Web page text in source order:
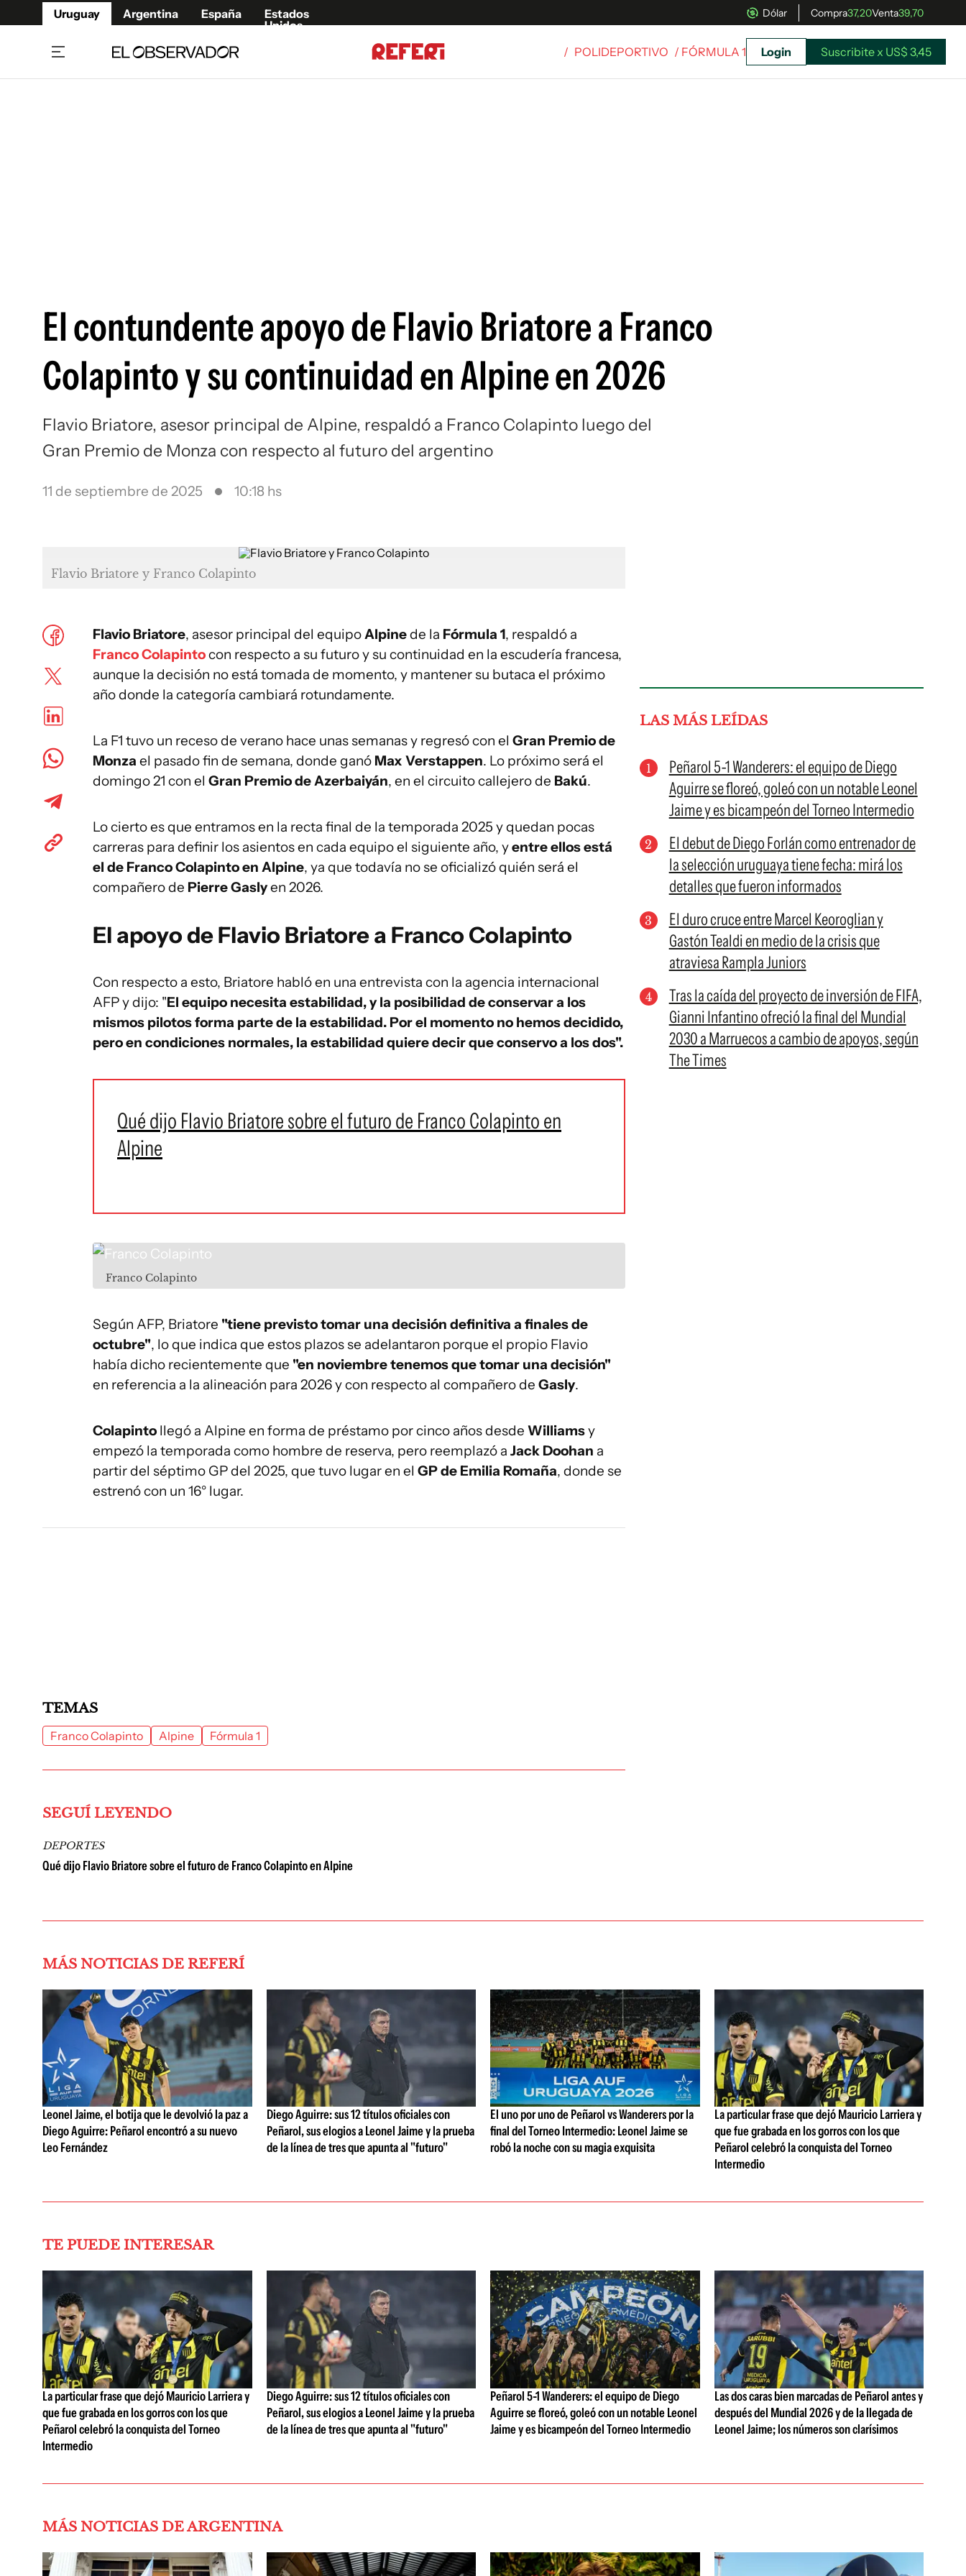
Uruguay Argentina España
Estados
Unidos
Dólar Compra37,20Venta39,70
Siguenos en:
/ POLIDEPORTIVO / FÓRMULA 1 Login Suscribite x US$ 3,45
El contundente apoyo de Flavio Briatore a Franco
Colapinto y su continuidad en Alpine en 2026
Flavio Briatore, asesor principal de Alpine, respaldó a Franco Colapinto luego del
Gran Premio de Monza con respecto al futuro del argentino
11 de septiembre de 2025 10:18 hs
Flavio Briatore y Franco Colapinto
Flavio Briatore, asesor principal del equipoAlpinede la Fórmula 1, respaldó a
Franco Colapintocon respecto a su futuro y su continuidad en la escudería francesa,
aunque la decisión no está tomada de momento, y mantener su butaca el próximo
año donde la categoría cambiará rotundamente.
La F1 tuvo un receso de verano hace unas semanas y regresó con el Gran Premio de
Monza el pasado fin de semana, donde ganó Max Verstappen. Lo próximo será el
domingo 21 con el Gran Premio de Azerbaiyán, en el circuito callejero de Bakú.
Lo cierto es que entramos en la recta final de la temporada 2025 y quedan pocas
carreras para definir los asientos en cada equipo el siguiente año, yentre ellos está
el de Franco Colapinto en Alpine, ya que todavía no se oficializó quién será el
compañero de Pierre Gaslyen 2026.
El apoyo de Flavio Briatore a Franco Colapinto
Con respecto a esto, Briatore habló en una entrevista con la agencia internacional
AFP y dijo: "El equipo necesita estabilidad, y la posibilidad de conservar a los
mismos pilotos forma parte de la estabilidad. Por el momento no hemos decidido,
pero en condiciones normales, la estabilidad quiere decir que conservo a los dos".
Qué dijo Flavio Briatore sobre el futuro de Franco Colapinto en
Alpine
Franco Colapinto
Según AFP, Briatore "tiene previsto tomar una decisión definitiva a finales de
octubre", lo que indica que estos plazos se adelantaron porque el propio Flavio
había dicho recientemente que "en noviembre tenemos que tomar una decisión"
en referencia a la alineación para 2026 y con respecto al compañero de Gasly.
Colapinto llegó a Alpine en forma de préstamo por cinco años desde Williamsy
empezó la temporada como hombre de reserva, pero reemplazó a Jack Doohan a
partir del séptimo GP del 2025, que tuvo lugar en el GP de Emilia Romaña, donde se
estrenó con un 16° lugar.
LAS MÁS LEÍDAS
Peñarol 5-1 Wanderers: el equipo de Diego
Aguirre se floreó, goleó con un notable Leonel
Jaime y es bicampeón del Torneo Intermedio
El debut de Diego Forlán como entrenador de
la selección uruguaya tiene fecha: mirá los
detalles que fueron informados
El duro cruce entre Marcel Keoroglian y
Gastón Tealdi en medio de la crisis que
atraviesa Rampla Juniors
Tras la caída del proyecto de inversión de FIFA,
Gianni Infantino ofreció la final del Mundial
2030 a Marruecos a cambio de apoyos, según
The Times
TEMAS
Franco Colapinto Alpine Fórmula 1
SEGUÍ LEYENDO
DEPORTES
Qué dijo Flavio Briatore sobre el futuro de Franco Colapinto en Alpine
MÁS NOTICIAS DE REFERÍ
Leonel Jaime, el botija que le devolvió la paz a
Diego Aguirre: Peñarol encontró a su nuevo
Leo Fernández
Diego Aguirre: sus 12 títulos oficiales con
Peñarol, sus elogios a Leonel Jaime y la prueba
de la línea de tres que apunta al "futuro"
El uno por uno de Peñarol vs Wanderers por la
final del Torneo Intermedio: Leonel Jaime se
robó la noche con su magia exquisita
La particular frase que dejó Mauricio Larriera y
que fue grabada en los gorros con los que
Peñarol celebró la conquista del Torneo
Intermedio
TE PUEDE INTERESAR
La particular frase que dejó Mauricio Larriera y
que fue grabada en los gorros con los que
Peñarol celebró la conquista del Torneo
Intermedio
Diego Aguirre: sus 12 títulos oficiales con
Peñarol, sus elogios a Leonel Jaime y la prueba
de la línea de tres que apunta al "futuro"
Peñarol 5-1 Wanderers: el equipo de Diego
Aguirre se floreó, goleó con un notable Leonel
Jaime y es bicampeón del Torneo Intermedio
Las dos caras bien marcadas de Peñarol antes y
después del Mundial 2026 y de la llegada de
Leonel Jaime; los números son clarísimos
MÁS NOTICIAS DE ARGENTINA